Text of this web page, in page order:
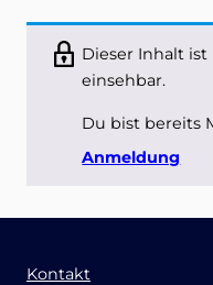
Dieser Inhalt
einsehbar.
Du bist bereits
Anmeldung
Kontakt